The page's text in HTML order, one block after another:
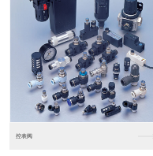
东莞松下PLC